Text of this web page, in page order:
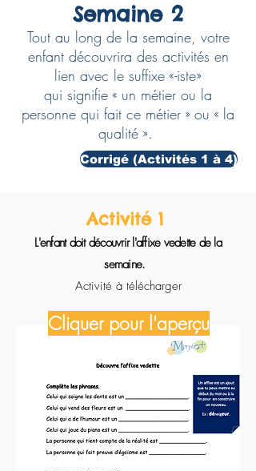
Document pour les parents
Semaine 2
Tout au long de la semaine, votre
enfant découvrira des activités en
lien avec le suffixe «-iste»
qui signifie « un métier ou la
personne qui fait ce métier » ou « la
qualité ».
Corrigé (Activités 1 à 4)
Activité 1
L'enfant doit découvrir l'affixe vedette de la
semaine.
Activité à télécharger
Cliquer pour l'aperçu